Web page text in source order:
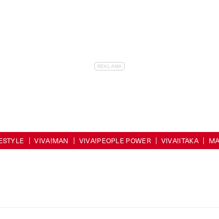
VIVA!MAN VIVA!PEOPLE POWER VIVA!ITAKA